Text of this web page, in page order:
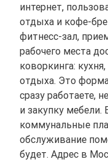
интернет,
отдыха и кофе-
фитнесс-зал,
рабочего места
коворкинга:
отдыха. Это
сразу работаете,
и закупку
коммунальные
обслуживание
будет. Адрес в